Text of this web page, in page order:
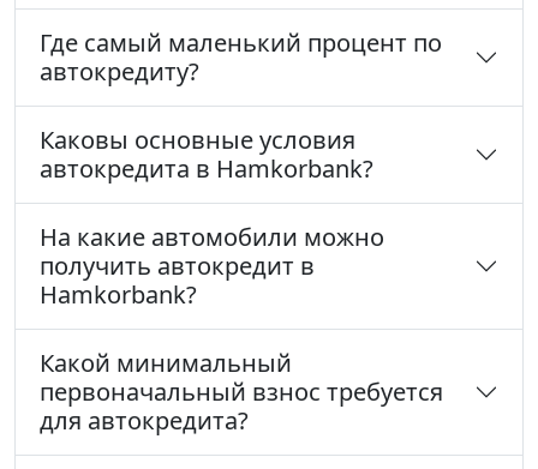
Где самый маленький процент по
автокредиту?
Каковы основные условия
автокредита в Hamkorbank?
На какие автомобили можно
получить автокредит в
Hamkorbank?
Какой минимальный
первоначальный взнос требуется
для автокредита?